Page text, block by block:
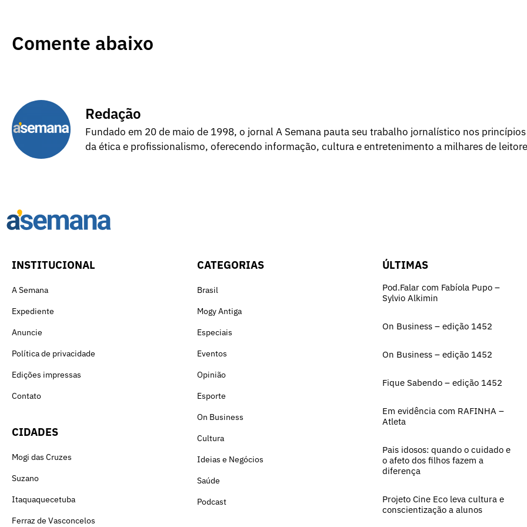
Comente abaixo
Redação
Fundado em 20 de maio de 1998, o jornal A Semana pauta seu trabalho jornalístico nos princípios
da ética e profissionalismo, oferecendo informação, cultura e entretenimento a milhares de
INSTITUCIONAL
A Semana
Expediente
Anuncie
Política de privacidade
Edições impressas
Contato
CIDADES
Mogi das Cruzes
Suzano
Itaquaquecetuba
Ferraz de Vasconcelos
CATEGORIAS
Brasil
Mogy Antiga
Especiais
Eventos
Opinião
Esporte
On Business
Cultura
Ideias e Negócios
Saúde
Podcast
ÚLTIMAS
Pod.Falar com Fabíola Pupo –
Sylvio Alkimin
On Business – edição 1452
On Business – edição 1452
Fique Sabendo – edição 1452
Em evidência com RAFINHA –
Atleta
Pais idosos: quando o cuidado e
o afeto dos filhos fazem a
diferença
Projeto Cine Eco leva cultura e
conscientização a alunos